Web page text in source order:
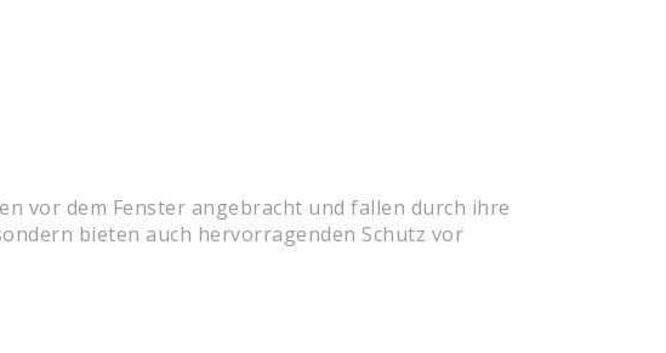
vor dem Fenster angebracht und fallen durch ihre
bieten auch hervorragenden Schutz vor